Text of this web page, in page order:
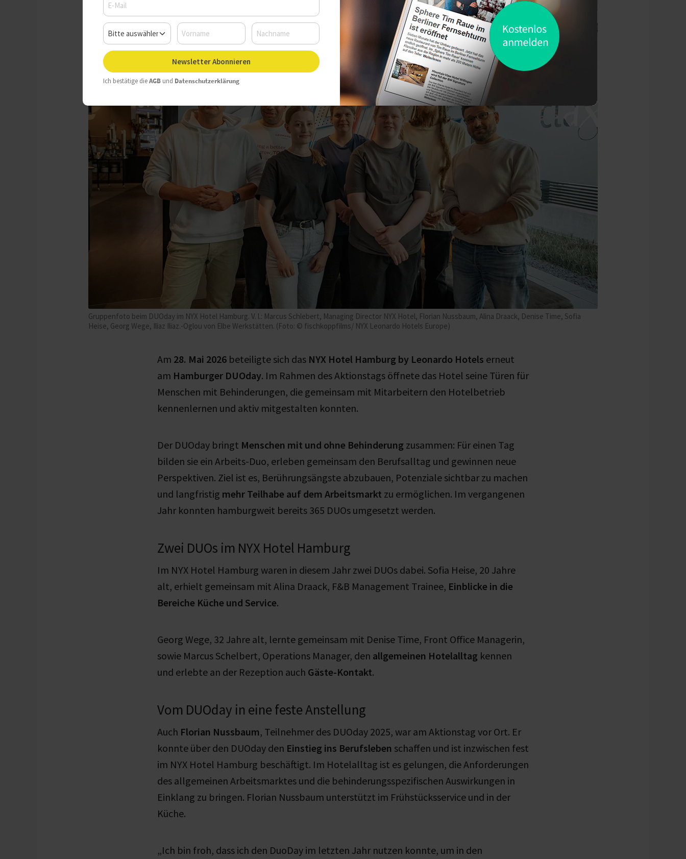
Gruppenfoto beim DUOday im NYX Hotel Hamburg. V. l.: Marcus Schlebert, Managing Director NYX Hotel, Florian Nussbaum, Alina Draack, Denise Time, Sofia
Heise, Georg Wege, Iliaz Iliaz.-Oglou von Elbe Werkstätten. (Foto: © fischkoppfilms/ NYX Leonardo Hotels Europe)
Am 28. Mai 2026 beteiligte sich das NYX Hotel Hamburg by Leonardo Hotels erneut
am Hamburger DUOday. Im Rahmen des Aktionstags öffnete das Hotel seine Türen für
Menschen mit Behinderungen, die gemeinsam mit Mitarbeitern den Hotelbetrieb
kennenlernen und aktiv mitgestalten konnten.
Der DUOday bringt Menschen mit und ohne Behinderung zusammen: Für einen Tag
bilden sie ein Arbeits-Duo, erleben gemeinsam den Berufsalltag und gewinnen neue
Perspektiven. Ziel ist es, Berührungsängste abzubauen, Potenziale sichtbar zu machen
und langfristig mehr Teilhabe auf dem Arbeitsmarkt zu ermöglichen. Im vergangenen
Jahr konnten hamburgweit bereits 365 DUOs umgesetzt werden.
Zwei DUOs im NYX Hotel Hamburg
Im NYX Hotel Hamburg waren in diesem Jahr zwei DUOs dabei. Sofia Heise, 20 Jahre
alt, erhielt gemeinsam mit Alina Draack, F&B Management Trainee, Einblicke in die
Bereiche Küche und Service.
Georg Wege, 32 Jahre alt, lernte gemeinsam mit Denise Time, Front Office Managerin,
sowie Marcus Schelbert, Operations Manager, den allgemeinen Hotelalltag kennen
und erlebte an der Rezeption auch Gäste-Kontakt.
Vom DUOday in eine feste Anstellung
Auch Florian Nussbaum, Teilnehmer des DUOday 2025, war am Aktionstag vor Ort. Er
konnte über den DUOday den Einstieg ins Berufsleben schaffen und ist inzwischen fest
im NYX Hotel Hamburg beschäftigt. Im Hotelalltag ist es gelungen, die Anforderungen
des allgemeinen Arbeitsmarktes und die behinderungsspezifischen Auswirkungen in
Einklang zu bringen. Florian Nussbaum unterstützt im Frühstücksservice und in der
Küche.
„Ich bin froh, dass ich den DuoDay im letzten Jahr nutzen konnte, um in den
Newsletter Abonnieren
Ich bestätige dieAGB und Datenschutzerklärung